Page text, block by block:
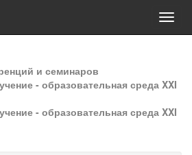
и семинаров
- образовательная среда XXI
- образовательная среда XXI